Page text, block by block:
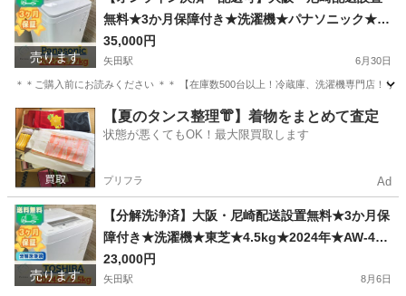
売ります
無料★3か月保障付き★洗濯機★パナソニック★7k
g★2022年★NA-FA7H1★IS-1753
35,000円
矢田駅 6月30日
＊＊ご購入前にお読みください ＊＊ 【在庫数500台以上！冷蔵庫、洗濯機専門店！
大阪 大阪市 矢田駅 生活家電 無料
【夏のタンス整理👘】着物をまとめて査定
状態が悪くてもOK！最大限買取します
プリフラ Ad
売ります
【分解洗浄済】大阪・尼崎配送設置無料★3か月保
障付き★洗濯機★東芝★4.5kg★2024年★AW-45
GA2★IS-2119
23,000円
矢田駅 8月6日